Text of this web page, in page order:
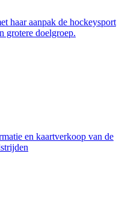
haar aanpak de hockeysport
grotere doelgroep.
en kaartverkoop van de